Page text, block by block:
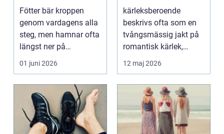
året runt
Fötter bär kroppen
genom vardagens alla
steg, men hamnar ofta
längst ner på
prioriteringslistan.
Mån...
01 juni 2026
bryta mönstret?
kärleksberoende
beskrivs ofta som en
tvångsmässig jakt på
romantisk kärlek,
närhet eller
bekräftelse...
12 maj 2026